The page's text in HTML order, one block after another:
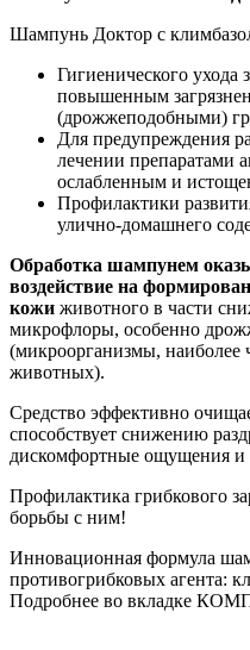
Шампунь Доктор с
Гигиенического ухода
повышенным
(дрожжеподобными)
Для предупреждения
лечении препаратами
ослабленным и
Профилактики
улично-домашнего
Обработка шампунем
воздействие на
кожи животного в части
микрофлоры, особенно
(микроорганизмы,
животных).
Средство эффективно
способствует снижению
дискомфортные ощущения и
Профилактика грибкового
борьбы с ним!
Инновационная формула
противогрибковых агента:
Подробнее во вкладке